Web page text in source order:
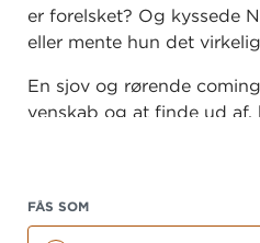
er forelsket? Og kyssede
eller mente hun det
En sjov og rørende
venskab og at finde ud af,
FÅS SOM